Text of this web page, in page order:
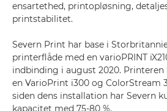
ensartethed, printopløsning,
printstabilitet.
Severn Print har base i
printerflåde med en varioPRINT
indbinding i august 2020.
en VarioPrint i300 og ColorStream
siden dens installation har Severn
kapacitet med 75-80 %.